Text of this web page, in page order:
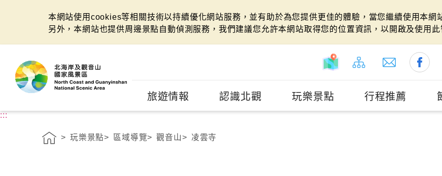
本網站使用cookies等相關技術以持續優化網站服務，並有助於為您提供更佳的體驗，當您繼續使用本網
另外，本網站也提供周邊景點自動偵測服務，我們建議您允許本網站取得您的位置資訊，以開啟及使用此
旅遊情報 認識北觀 玩樂景點 行程推薦
:::
玩樂景點 區域導覽 觀音山 凌雲寺